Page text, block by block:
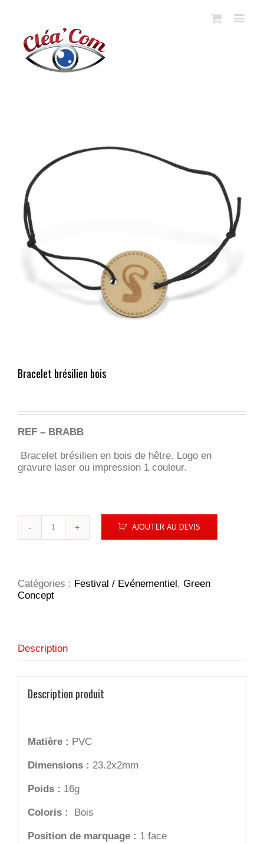
Bracelet brésilien bois
REF – BRABB
Bracelet brésilien en bois de hêtre. Logo en
gravure laser ou impression 1 couleur.
AJOUTER AU DEVIS
Catégories : Festival / Evénementiel, Green
Concept
Description
Description produit
Matière : PVC
Dimensions : 23.2x2mm
Poids : 16g
Coloris : Bois
Position de marquage : 1 face